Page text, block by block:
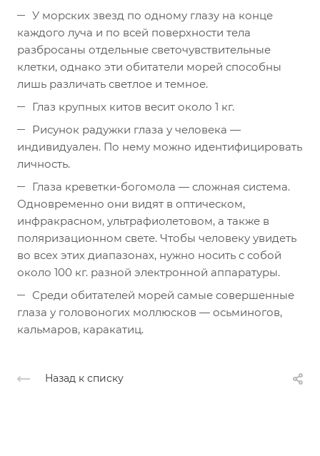
У морских звезд по одному глазу на конце
каждого луча и по всей поверхности тела
разбросаны отдельные светочувствительные
клетки, однако эти обитатели морей способны
лишь различать светлое и темное.
Глаз крупных китов весит около 1 кг.
Рисунок радужки глаза у человека —
индивидуален. По нему можно идентифицировать
личность.
Глаза креветки-богомола — сложная система.
Одновременно они видят в оптическом,
инфракрасном, ультрафиолетовом, а также в
поляризационном свете. Чтобы человеку увидеть
во всех этих диапазонах, нужно носить с собой
около 100 кг. разной электронной аппаратуры.
Среди обитателей морей самые совершенные
глаза у головоногих моллюсков — осьминогов,
кальмаров, каракатиц.
Назад к списку